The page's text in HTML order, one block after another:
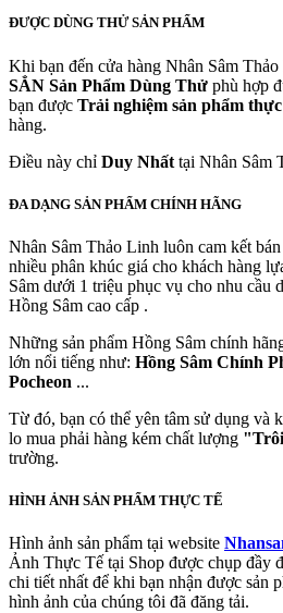
ĐƯỢC DÙNG THỬ SẢN PHẨM
Khi bạn đến cửa hàng Nhân Sâm
SẲN Sản Phẩm Dùng Thử phù hợp
bạn được Trải nghiệm sản phẩm
hàng.
Điều này chỉ Duy Nhất tại Nhân Sâm
ĐA DẠNG SẢN PHẨM CHÍNH HÃNG
Nhân Sâm Thảo Linh luôn cam kết
nhiều phân khúc giá cho khách hàng
Sâm dưới 1 triệu phục vụ cho nhu cầu
Hồng Sâm cao cấp .
Những sản phẩm Hồng Sâm chính
lớn nổi tiếng như: Hồng Sâm Chính
Pocheon ...
Từ đó, bạn có thể yên tâm sử dụng và
lo mua phải hàng kém chất lượng
trường.
HÌNH ẢNH SẢN PHẨM THỰC TẾ
Hình ảnh sản phẩm tại website
Ảnh Thực Tế tại Shop được chụp đầy
chi tiết nhất để khi bạn nhận được sản
hình ảnh của chúng tôi đã đăng tải.